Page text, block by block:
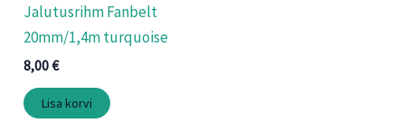
Jalutusrihm Fanbelt
20mm/1,4m turquoise
8,00€
Lisa korvi